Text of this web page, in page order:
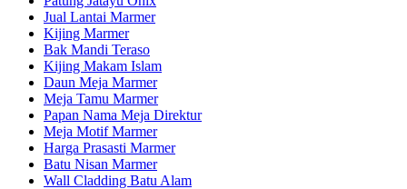
Jual Lantai Marmer
Kijing Marmer
Bak Mandi Teraso
Kijing Makam Islam
Daun Meja Marmer
Meja Tamu Marmer
Papan Nama Meja Direktur
Meja Motif Marmer
Harga Prasasti Marmer
Batu Nisan Marmer
Wall Cladding Batu Alam